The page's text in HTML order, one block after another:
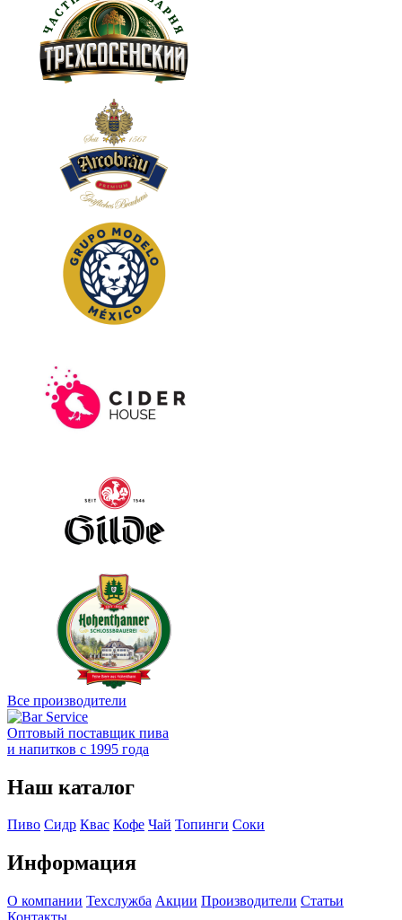
Все производители
Оптовый поставщик пива
и напитков с 1995 года
Наш каталог
Пиво Сидр Квас Кофе Чай Топинги Соки
Информация
О компании Техслужба Акции Производители Статьи